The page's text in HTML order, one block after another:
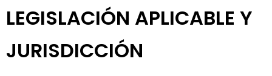
LEGISLACIÓN APLICABLE Y
JURISDICCIÓN